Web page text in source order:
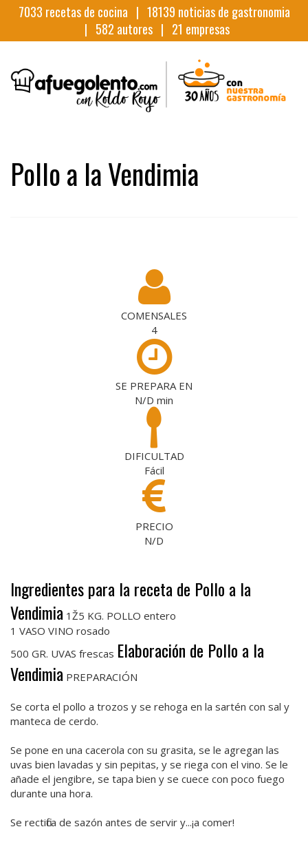
7033 recetas de cocina | 18139 noticias de gastronomia
| 582 autores | 21 empresas
Pollo a la Vendimia
COMENSALES
4
SE PREPARA EN
N/D min
DIFICULTAD
Fácil
PRECIO
N/D
Ingredientes para la receta de Pollo a la
Vendimia 1Ž5 KG. POLLO entero
1 VASO VINO rosado
500 GR. UVAS frescas Elaboración de Pollo a la
Vendimia PREPARACIÓN
Se corta el pollo a trozos y se rehoga en la sartén con sal y
manteca de cerdo.
Se pone en una cacerola con su grasita, se le agregan las
uvas bien lavadas y sin pepitas, y se riega con el vino. Se le
añade el jengibre, se tapa bien y se cuece con poco fuego
durante una hora.
Se rectifica de sazón antes de servir y...¡a comer!